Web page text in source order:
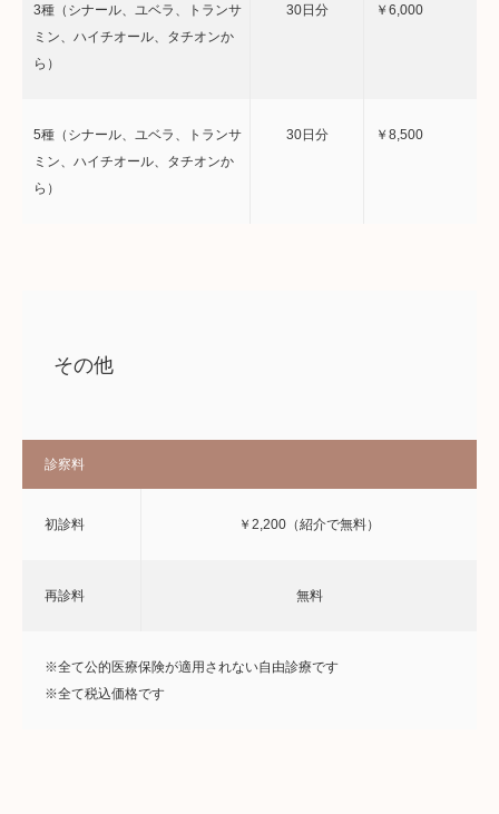
3種（シナール、ユベラ、トランサ
ミン、ハイチオール、タチオンか
ら）
30日分 ￥6,000
5種（シナール、ユベラ、トランサ
ミン、ハイチオール、タチオンか
ら）
30日分 ￥8,500
その他
診察料
初診料 ￥2,200（紹介で無料）
再診料 無料
※全て公的医療保険が適用されない自由診療です
※全て税込価格です